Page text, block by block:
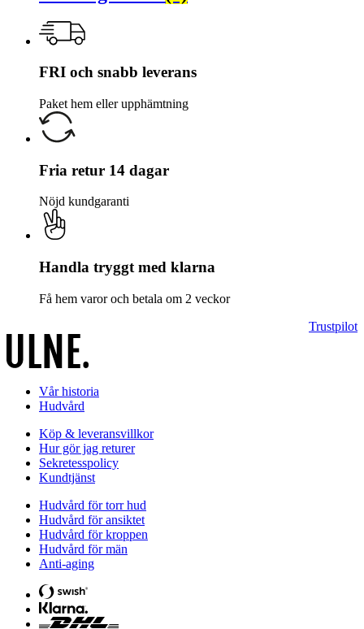
FRI och snabb leverans
Paket hem eller upphämtning
Fria retur 14 dagar
Nöjd kundgaranti
Handla tryggt med klarna
Få hem varor och betala om 2 veckor
Trustpilot
Vår historia
Hudvård
Köp & leveransvillkor
Hur gör jag returer
Sekretesspolicy
Kundtjänst
Hudvård för torr hud
Hudvård för ansiktet
Hudvård för kroppen
Hudvård för män
Anti-aging